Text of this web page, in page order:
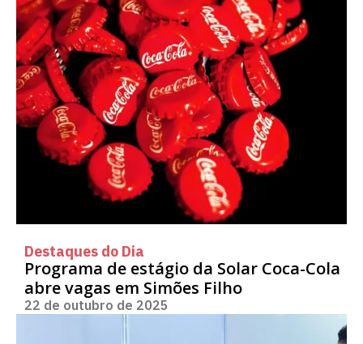
Destaques do Dia
Programa de estágio da Solar Coca-Cola
abre vagas em Simões Filho
22 de outubro de 2025